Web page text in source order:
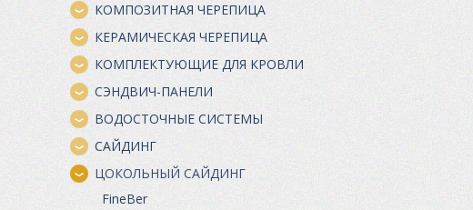
КОМПОЗИТНАЯ ЧЕРЕПИЦА
КЕРАМИЧЕСКАЯ ЧЕРЕПИЦА
КОМПЛЕКТУЮЩИЕ ДЛЯ КРОВЛИ
СЭНДВИЧ-ПАНЕЛИ
ВОДОСТОЧНЫЕ СИСТЕМЫ
САЙДИНГ
ЦОКОЛЬНЫЙ САЙДИНГ
FineBer